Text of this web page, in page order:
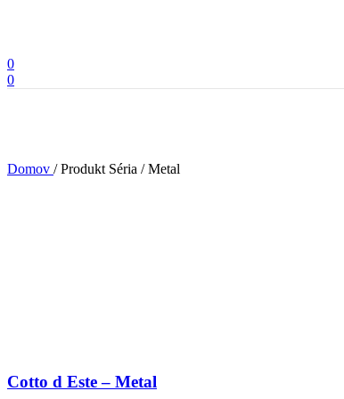
0
0
Domov / Produkt Séria / Metal
Cotto d Este – Metal